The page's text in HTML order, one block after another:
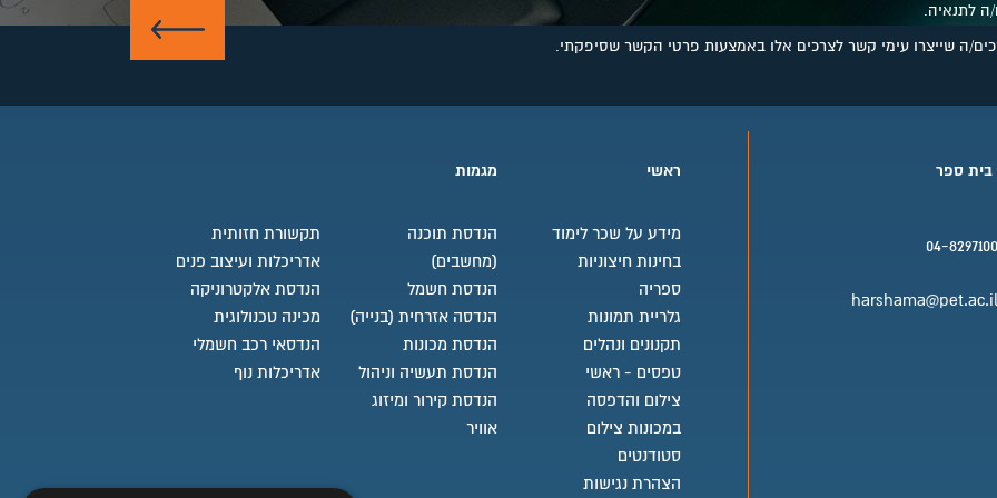
מערכות השקיה, תכנון אקולוגי, פרויקט גמר
תכנון ממוחשב בתוכנות ,המחשה.
תולדות האמנות ואדר' הנוף, רישום/ציור, מפרטים וחישובי כמויות, שיווק
צמחייה, תכנון מערכות השקייה, תכנון אקולוגי, גינון- ביצוע ואחזקת.
ה לתנאיה.
ה שייצרו עימי קשר לצרכים אלו באמצעות פרטי הקשר שסיפקתי.
שלח
בית ספר
בית ספר טלפון
04-8297100
harshama@pet.ac.il
ראשי
מידע על שכר לימוד
בחינות חיצוניות
ספריה
גלריית תמונות
תקנונים ונהלים
טפסים - ראשי
צילום והדפסה
במכונות צילום
סטודנטים
הצהרת נגישות
מגמות
הנדסת תוכנה
(מחשבים)
הנדסת חשמל
הנדסה אזרחית (בנייה)
הנדסת מכונות
הנדסת תעשיה וניהול
הנדסת קירור ומיזוג
אוויר
תקשורת חזותית
אדריכלות ועיצוב פנים
הנדסת אלקטרוניקה
מכינה טכנולוגית
הנדסאי רכב חשמלי
אדריכלות נוף